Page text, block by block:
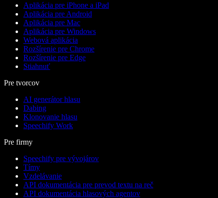
Aplikácia pre iPhone a iPad
Aplikácia pre Android
Aplikácia pre Mac
Aplikácia pre Windows
Webová aplikácia
Rozšírenie pre Chrome
Rozšírenie pre Edge
Stiahnuť
Pre tvorcov
AI generátor hlasu
Dabing
Klonovanie hlasu
Speechify Work
Pre firmy
Speechify pre vývojárov
Tímy
Vzdelávanie
API dokumentácia pre prevod textu na reč
API dokumentácia hlasových agentov